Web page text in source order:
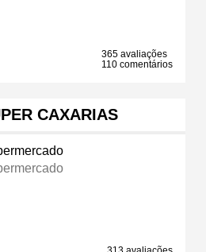
365 avaliações
110 comentários
CAXARIAS